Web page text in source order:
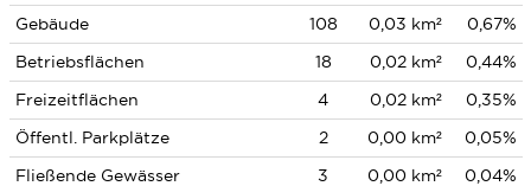
Gebäude 108 0,03 km²
0,67%
Betriebsflächen
18 0,02 km²
0,44%
Freizeitflächen
4 0,02 km²
0,35%
Öffentl. Parkplätze
2 0,00 km²
0,05%
Fließende Gewässer
3 0,00 km²
0,04%